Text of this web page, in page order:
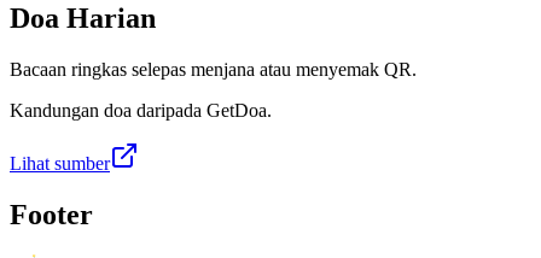
Doa Harian
Bacaan ringkas selepas menjana atau menyemak QR.
Kandungan doa daripada GetDoa.
Lihat sumber
Footer